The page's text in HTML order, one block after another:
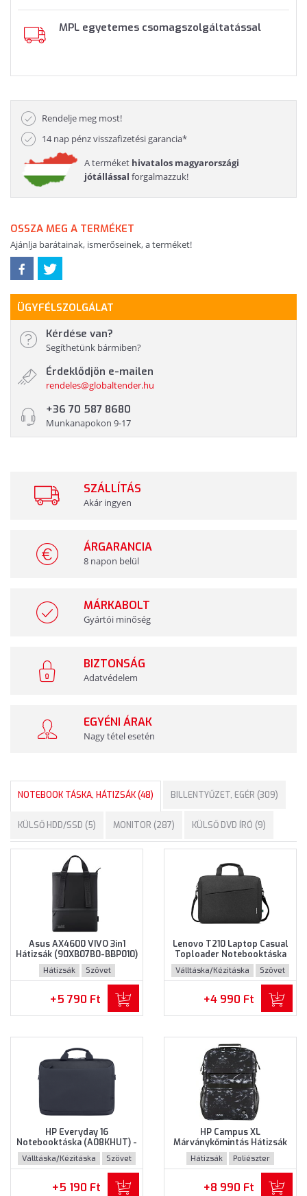
MPL egyetemes csomagszolgáltatással
Rendelje meg most!
14 nap pénz visszafizetési garancia*
A terméket hivatalos magyarországi
jótállással forgalmazzuk!
OSSZA MEG A TERMÉKET
Ajánlja barátainak, ismerőseinek, a terméket!
ÜGYFÉLSZOLGÁLAT
Kérdése van?
Segíthetünk bármiben?
Érdeklődjön e-mailen
rendeles@globaltender.hu
+36 70 587 8680
Munkanapokon 9-17
SZÁLLÍTÁS
Akár ingyen
ÁRGARANCIA
8 napon belül
MÁRKABOLT
Gyártói minőség
BIZTONSÁG
Adatvédelem
EGYÉNI ÁRAK
Nagy tétel esetén
NOTEBOOK TÁSKA, HÁTIZSÁK (48) BILLENTYŰZET, EGÉR (309)
KÜLSŐ HDD/SSD (5) MONITOR (287) KÜLSŐ DVD ÍRÓ (9)
Asus AX4600 VIVO 3in1
Hátizsák (90XB07B0-BBP010)
- Maximum 16" méretű
notebookokhoz - Fekete
színben
Hátizsák Szövet
+5 790 Ft
Lenovo T210 Laptop Casual
Toploader Notebooktáska
(GX41L83769) - Maximum
15.6" méretű notebookokhoz
- Fekete színben
Válltáska/Kézitáska Szövet
+4 990 Ft
HP Everyday 16
Notebooktáska (A08KHUT) -
Maximum 16" méretű
notebookokhoz - Szürke
színben
Válltáska/Kézitáska Szövet
+5 190 Ft
HP Campus XL
Márványkőmintás Hátizsák
(7K0E2AA) - Maximum 16.1"
méretű notebookokhoz,
Márványkőmintás színben
Hátizsák Poliészter
+8 990 Ft